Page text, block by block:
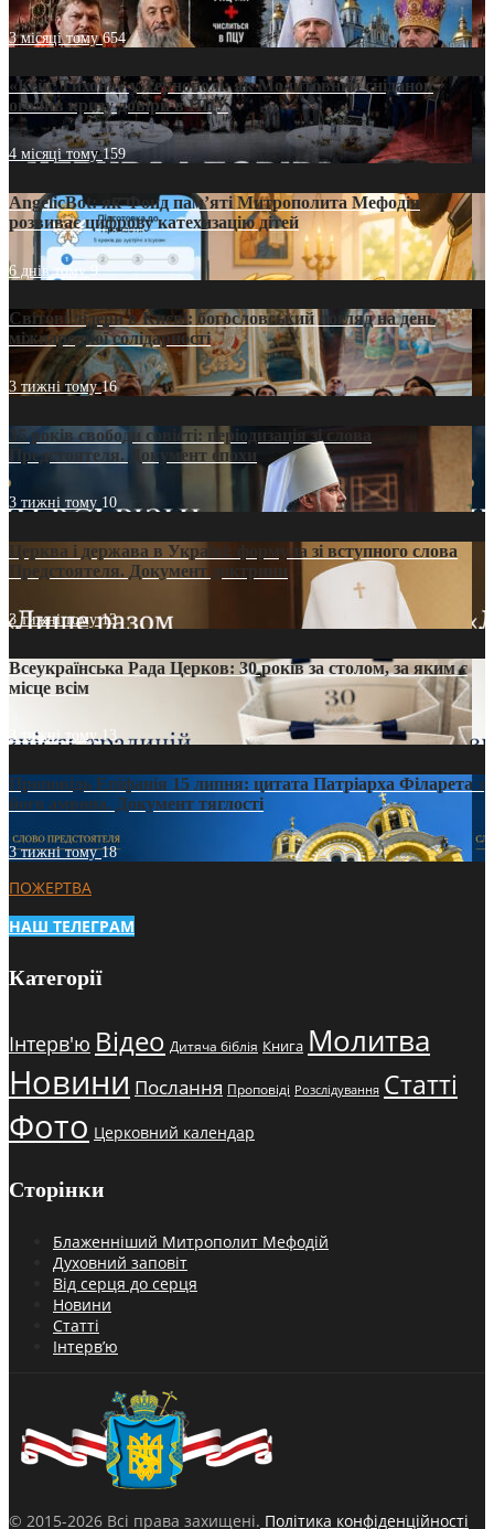
3 місяці тому654
«Кейс Тихона» у Тернополі: як Молитовний сніданок
оголив кризу довіри в ПЦУ
4 місяці тому159
AngelicBot: як Фонд пам’яті Митрополита Мефодія
розвиває цифрову катехизацію дітей
6 днів тому9
Світові лідери в Києві: богословський погляд на день
міжнародної солідарності
3 тижні тому16
35 років свободи совісті: періодизація зі слова
Предстоятеля. Документ епохи
3 тижні тому 10
Церква і держава в Україні: формула зі вступного слова
Предстоятеля. Документ доктрини
3 тижні тому13
Всеукраїнська Рада Церков: 30 років за столом, за яким є
місце всім
3 тижні тому13
Проповідь Епіфанія 15 липня: цитата Патріарха Філарета з
його амвона. Документ тяглості
3 тижні тому18
ПОЖЕРТВА
НАШ ТЕЛЕГРАМ
Категорії
Інтерв'ю Відео Дитяча біблія Книга Молитва
Новини Послання Проповіді Розслідування Статті
Фото Церковний календар
Сторінки
Блаженніший Митрополит Мефодій
Духовний заповіт
Від серця до серця
Новини
Статті
Інтерв’ю
© 2015-2026 Всі права захищені. Політика конфіденційності